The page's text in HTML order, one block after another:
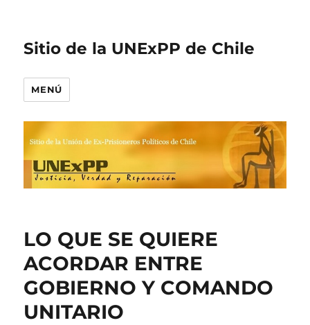
Sitio de la UNExPP de Chile
MENÚ
LO QUE SE QUIERE
ACORDAR ENTRE
GOBIERNO Y COMANDO
UNITARIO